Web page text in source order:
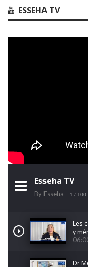
ESSEHA TV
Esseha TV
By Esseha 1 / 100
Les
y
Dr